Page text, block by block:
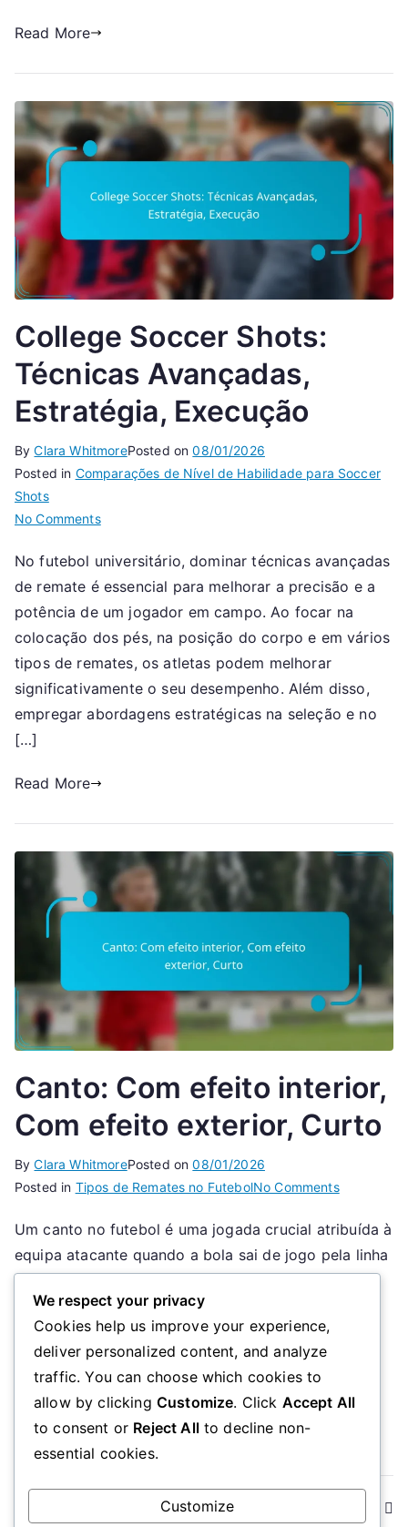
Read More
College Soccer Shots:
Técnicas Avançadas,
Estratégia, Execução
ByClara WhitmorePosted on08/01/2026
Posted in Comparações de Nível de Habilidade para Soccer
Shots
No Commentson
Soccer
Shots:
Técnicas
Avançadas,
Estratégia,
No futebol universitário, dominar técnicas avançadas
de remate é essencial para melhorar a precisão e a
potência de um jogador em campo. Ao focar na
colocação dos pés, na posição do corpo e em vários
tipos de remates, os atletas podem melhorar
significativamente o seu desempenho. Além disso,
empregar abordagens estratégicas na seleção e no
[…]
Read More
Canto: Com efeito interior,
Com efeito exterior, Curto
ByClara WhitmorePosted on08/01/2026
Posted in Tipos de Remates no FutebolNo Commentson
Com
efeito
interior,
Um canto no futebol é uma jogada crucial atribuída à
equipa atacante quando a bola sai de jogo pela linha
de golo, tendo sido tocada pela última vez por um
defensor. As equipas podem utilizar diferentes
técnicas, como os inswingers, que curvam para
dentro em direção à baliza, e os outswingers, que
curvam para fora, […]
Read More
Posts
We respect your privacy
Cookies help us improve your experience,
deliver personalized content, and analyze
traffic. You can choose which cookies to
allow by clicking Customize. Click Accept All
to consent or Reject Allto decline non-
essential cookies.
Customize